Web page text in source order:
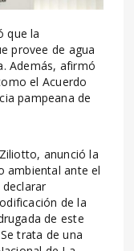
que la
provee de agua
Además, afirmó
el Acuerdo
pampeana de
anunció la
ambiental ante el
declarar
de la
de este
trata de una